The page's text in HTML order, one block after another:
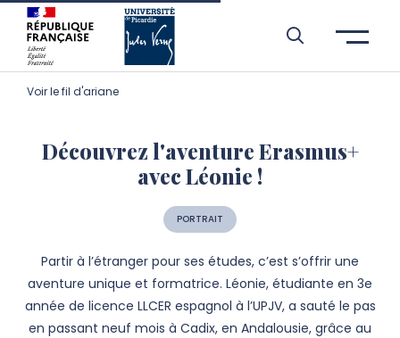
Aller à l’entête de page
Aller au menu principale
Aller au contenu principal
Aller à la recherche
Passer aux cookies
Aller au pied de page
Voir le fil d'ariane
Découvrez l'aventure Erasmus+
avec Léonie !
PORTRAIT
Partir à l’étranger pour ses études, c’est s’offrir une
aventure unique et formatrice. Léonie, étudiante en 3e
année de licence LLCER espagnol à l’UPJV, a sauté le pas
en passant neuf mois à Cadix, en Andalousie, grâce au